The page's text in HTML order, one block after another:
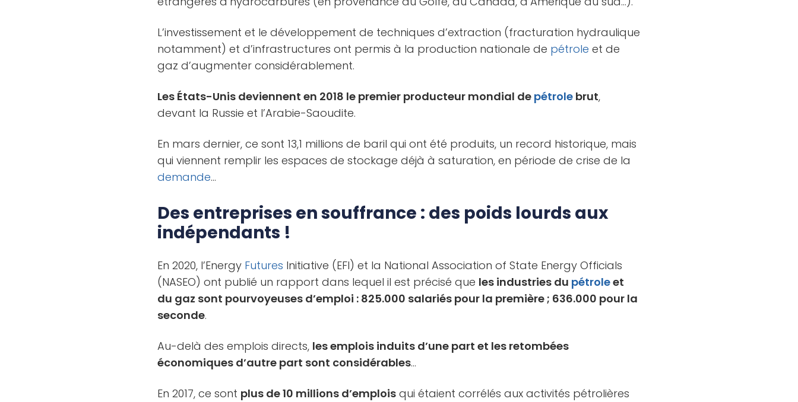
L’investissement et le développement de techniques d’extraction (fracturation hydraulique
notamment) et d’infrastructures ont permis à la production nationale de pétrole et de
gaz d’augmenter considérablement.
Les États-Unis deviennent en 2018 le premier producteur mondial de pétrole brut,
devant la Russie et l’Arabie-Saoudite.
En mars dernier, ce sont 13,1 millions de baril qui ont été produits, un record historique, mais
qui viennent remplir les espaces de stockage déjà à saturation, en période de crise de la
demande…
Des entreprises en souffrance : des poids lourds aux
indépendants !
En 2020, l’Energy Futures Initiative (EFI) et la National Association of State Energy Officials
(NASEO) ont publié un rapport dans lequel il est précisé que les industries du pétroleet
du gaz sont pourvoyeuses d’emploi : 825.000 salariés pour la première ; 636.000 pour la
seconde.
Au-delà des emplois directs, les emplois induits d’une part et les retombées
économiques d’autre part sont considérables…
En 2017, ce sont plus de 10 millions d’emplois qui étaient corrélés aux activités pétrolières